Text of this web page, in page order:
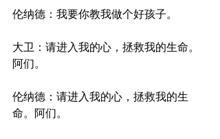
伦纳德：我要你教我做个好孩子。
大卫：请进入我的心，拯救我的生命。
阿们。
伦纳德：请进入我的心，拯救我的生
命。阿们。